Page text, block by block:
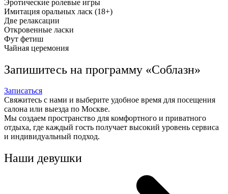
Эротические ролевые игры
Имитация оральных ласк (18+)
Две релаксации
Откровенные ласки
Фут фетиш
Чайная церемония
Запишитесь на программу «Соблазн»
Записаться
Свяжитесь с нами и выберите удобное время для посещения
салона или выезда по Москве.
Мы создаем пространство для комфортного и приватного
отдыха, где каждый гость получает высокий уровень сервиса
и индивидуальный подход.
Наши девушки